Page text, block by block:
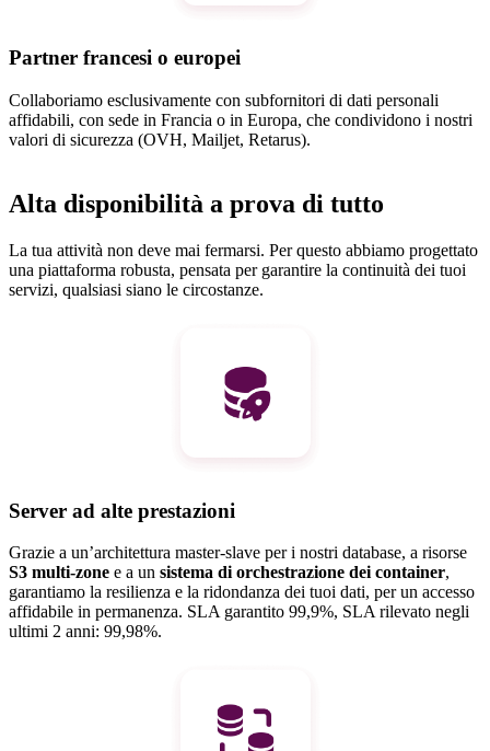
Partner francesi o europei
Collaboriamo esclusivamente con subfornitori di dati personali
affidabili, con sede in Francia o in Europa, che condividono i nostri
valori di sicurezza (OVH, Mailjet, Retarus).
Alta disponibilità a prova di tutto
La tua attività non deve mai fermarsi. Per questo abbiamo progettato
una piattaforma robusta, pensata per garantire la continuità dei tuoi
servizi, qualsiasi siano le circostanze.
Server ad alte prestazioni
Grazie a un’architettura master-slave per i nostri database, a risorse
S3 multi-zone e a un sistema di orchestrazione dei container,
garantiamo la resilienza e la ridondanza dei tuoi dati, per un accesso
affidabile in permanenza. SLA garantito 99,9%, SLA rilevato negli
ultimi 2 anni: 99,98%.